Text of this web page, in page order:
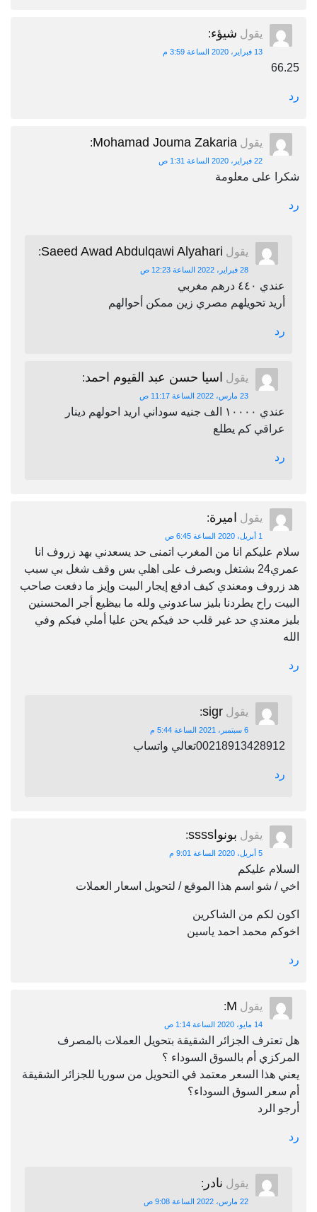
يقول شيؤء:
13 فبراير، 2020 الساعة 3:59 م
66.25
رد
يقول Mohamad Jouma Zakaria
:
22 فبراير، 2020 الساعة 1:31 ص
شكرا على معلومة
رد
يقول Saeed Awad Abdulqawi Alyahari
:
28 فبراير، 2022 الساعة 12:23 ص
عندي ٤٤٠ درهم مغربي
أريد تحويلهم مصري زين ممكن أحوالهم
رد
يقول اسيا حسن عبد القيوم احمد:
23 مارس، 2022 الساعة 11:17 ص
عندي ١٠٠٠٠ الف جنيه سوداني اريد احولهم دينار
عراقي كم يطلع
رد
يقول اميرة:
1 أبريل، 2020 الساعة 6:45 ص
سلام عليكم انا من المغرب اتمنى حد يسعدني بهد زروف انا
عمري24 بشتغل وبصرف على اهلي بس وقف شغل بي سبب
هد زروف ومعندي كيف ادفع إيجار البيت وإيز ما دفعت صاحب
البيت راح يطردنا بليز ساعدوني ولله ما بيظيع أجر المحسنين
بليز معندي حد غير قلب حد فيكم يحن عليا أملي فيكم وفي
الله
رد
يقول sigr
:
6 سبتمبر، 2021 الساعة 5:44 م
00218913428912تعالي واتساب
رد
يقول بونواssss :
5 أبريل، 2020 الساعة 9:01 م
السلام عليكم
اخي / شو اسم هذا الموقع / لتحويل اسعار العملات
اكون لكم من الشاكرين
اخوكم محمد احمد ياسين
رد
يقول M
:
14 مايو، 2020 الساعة 1:14 ص
هل تعترف الجزائر الشقيقة بتحويل العملات بالمصرف
المركزي أم بالسوق السوداء ؟
يعني هذا السعر معتمد في التحويل من سوريا للجزائر الشقيقة
أم سعر السوق السوداء؟
أرجو الرد
رد
يقول نادر :
22 مارس، 2022 الساعة 9:08 ص